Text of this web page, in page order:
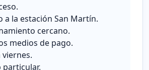
a la estación San Martín.
cercano.
medios de pago.
viernes.
particular.